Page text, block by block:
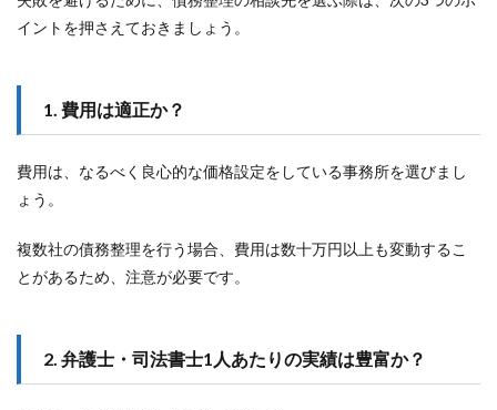
イントを押さえておきましょう。
1. 費用は適正か？
費用は、なるべく良心的な価格設定をしている事務所を選びまし
ょう。
複数社の債務整理を行う場合、費用は数十万円以上も変動するこ
とがあるため、注意が必要です。
2. 弁護士・司法書士1人あたりの実績は豊富か？